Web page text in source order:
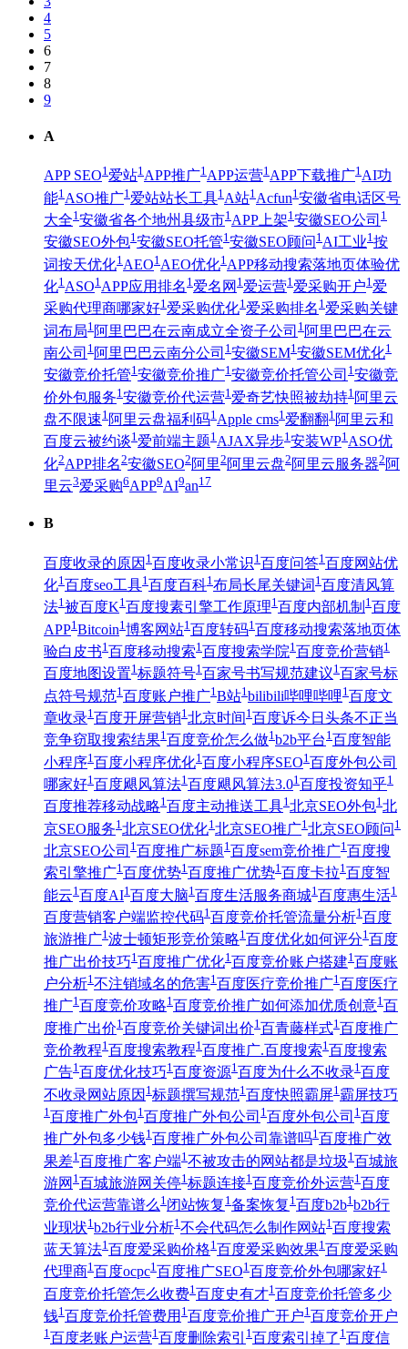
4
5
6
7
8
9
A
APP SEO1 爱站1 APP推广1 APP运营1 APP下载推广1 AI功
能1 ASO推广1 爱站站长工具1 A站1 Acfun1 安徽省电话区号
大全1 安徽省各个地州县级市1 APP上架1 安徽SEO公司 1
安徽SEO外包1 安徽SEO托管1 安徽SEO顾问 1 AI工业1 按
词按天优化1 AEO1 AEO优化1 APP移动搜索落地页体验优
化1 ASO1 APP应用排名 1 爱名网 1 爱运营1 爱采购开户1 爱
采购代理商哪家好1 爱采购优化1 爱采购排名 1 爱采购关键
词布局1 阿里巴巴在云南成立全资子公司 1 阿里巴巴在云
南公司 1 阿里巴巴云南分公司 1 安徽SEM1 安徽SEM优化1
安徽竞价托管1 安徽竞价推广1 安徽竞价托管公司 1 安徽竞
价外包服务1 安徽竞价代运营1 爱奇艺快照被劫持1 阿里云
盘不限速1 阿里云盘福利码1 Apple cms1 爱翻翻1 阿里云和
百度云被约谈1 爱前端主题1 AJAX异步1 安装WP1 ASO优
化2APP排名2安徽SEO2 阿里2 阿里云盘2 阿里云服务器2 阿
里云3爱采购6APP9AI9an17
B
百度收录的原因 1 百度收录小常识1 百度问答1 百度网站优
化1 百度seo工具1 百度百科1 布局长尾关键词 1 百度清风算
法1被百度K1百度搜素引擎工作原理1百度内部机制 1百度
APP1 Bitcoin1 博客网站1 百度转码1 百度移动搜索落地页体
验白皮书1 百度移动搜索1 百度搜索学院1 百度竞价营销1
百度地图设置1标题符号1百家号书写规范建议1百家号标
点符号规范1 百度账户推广1 B站1 bilibili哔哩哔哩1 百度文
章收录1 百度开屏营销1 北京时间 1 百度诉今日头条不正当
竞争窃取搜索结果1百度竞价怎么做1b2b平台 1百度智能
小程序1 百度小程序优化1 百度小程序SEO1 百度外包公司
哪家好1 百度飓风算法1 百度飓风算法3.01 百度投资知乎1
百度推荐移动战略1百度主动推送工具1北京SEO外包1北
京SEO服务1 北京SEO优化1 北京SEO推广1 北京SEO顾问 1
北京SEO公司 1 百度推广标题1 百度sem竞价推广1 百度搜
索引擎推广1百度优势1百度推广优势1百度卡拉1百度智
能云1 百度AI1 百度大脑1 百度生活服务商城1 百度惠生活1
百度营销客户端监控代码1 百度竞价托管流量分析1 百度
旅游推广1波士顿矩形竞价策略1百度优化如何评分1百度
推广出价技巧1 百度推广优化1 百度竞价账户搭建1 百度账
户分析1 不注销域名的危害1 百度医疗竞价推广1 百度医疗
推广1 百度竞价攻略1 百度竞价推广如何添加优质创意1 百
度推广出价1 百度竞价关键词出价1 百青藤样式1 百度推广
竞价教程1 百度搜索教程1 百度推广.百度搜索1 百度搜索
广告1 百度优化技巧1 百度资源1 百度为什么不收录1 百度
不收录网站原因 1 标题撰写规范1 百度快照霸屏1 霸屏技巧
1 百度推广外包1 百度推广外包公司 1 百度外包公司 1 百度
推广外包多少钱1 百度推广外包公司靠谱吗1 百度推广效
果差1 百度推广客户端1 不被攻击的网站都是垃圾1 百城旅
游网 1 百城旅游网关停1 标题连接1 百度竞价外运营1 百度
竞价代运营靠谱么 1 闭站恢复 1 备案恢复 1 百度b2b1 b2b行
业现状1 b2b行业分析1 不会代码怎么制作网站1 百度搜索
蓝天算法1 百度爱采购价格1 百度爱采购效果1 百度爱采购
代理商1 百度ocpc1 百度推广SEO1 百度竞价外包哪家好1
百度竞价托管怎么收费1 百度史有才1 百度竞价托管多少
钱1 百度竞价托管费用 1 百度竞价推广开户1 百度竞价开户
1 百度老账户运营1 百度删除索引 1 百度索引掉了 1 百度信